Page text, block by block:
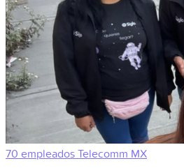
70 empleados Telecomm MX